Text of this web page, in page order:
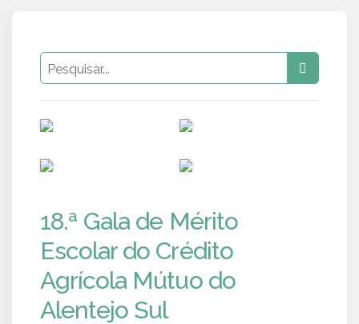
18.ª Gala de Mérito
Escolar do Crédito
Agrícola Mútuo do
Alentejo Sul